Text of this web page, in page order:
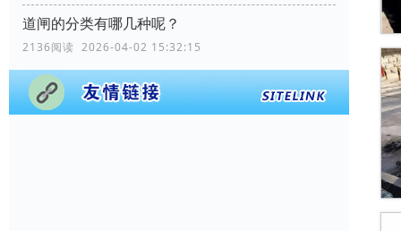
道闸的分类有哪几种呢？
2136阅读 2026-04-02 15:32:15